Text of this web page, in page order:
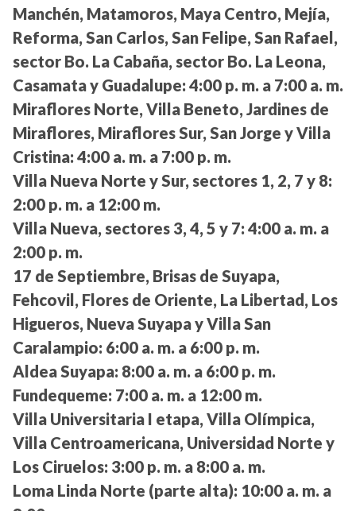
Manchén, Matamoros, Maya Centro, Mejía,
Reforma, San Carlos, San Felipe, San Rafael,
sector Bo. La Cabaña, sector Bo. La Leona,
Casamata y Guadalupe: 4:00 p. m. a 7:00 a. m.
Miraflores Norte, Villa Beneto, Jardines de
Miraflores, Miraflores Sur, San Jorge y Villa
Cristina: 4:00 a. m. a 7:00 p. m.
Villa Nueva Norte y Sur, sectores 1, 2, 7 y 8:
2:00 p. m. a 12:00 m.
Villa Nueva, sectores 3, 4, 5 y 7: 4:00 a. m. a
2:00 p. m.
17 de Septiembre, Brisas de Suyapa,
Fehcovil, Flores de Oriente, La Libertad, Los
Higueros, Nueva Suyapa y Villa San
Caralampio: 6:00 a. m. a 6:00 p. m.
Aldea Suyapa: 8:00 a. m. a 6:00 p. m.
Fundequeme: 7:00 a. m. a 12:00 m.
Villa Universitaria I etapa, Villa Olímpica,
Villa Centroamericana, Universidad Norte y
Los Ciruelos: 3:00 p. m. a 8:00 a. m.
Loma Linda Norte (parte alta): 10:00 a. m. a